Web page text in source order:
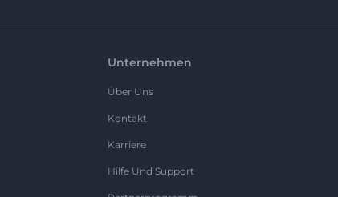
Unternehmen
Über Uns
Kontakt
Karriere
Hilfe Und Support